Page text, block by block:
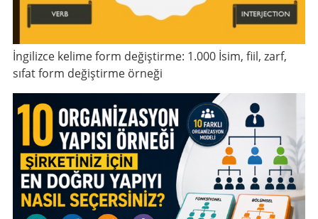
İngilizce kelime form değiştirme: 1.000 İsim, fiil, zarf,
sıfat form değiştirme örneği